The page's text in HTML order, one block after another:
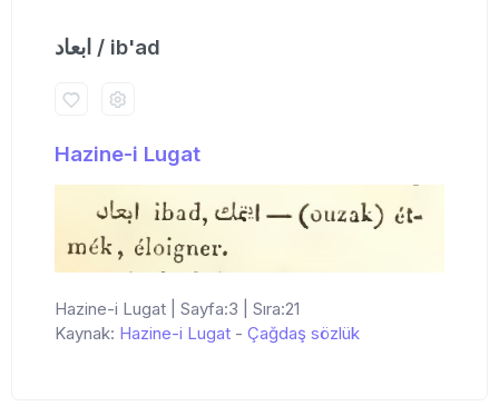
ابعاد / ib'ad
Hazine-i Lugat
Hazine-i Lugat | Sayfa:3 | Sıra:21
Kaynak: Hazine-i Lugat - Çağdaş sözlük